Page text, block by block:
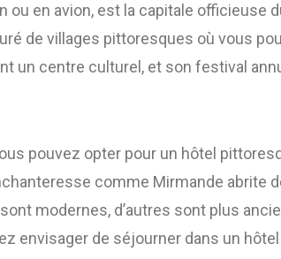
en avion, est la capitale officieuse
de villages pittoresques où vous
un centre culturel, et son festival
pouvez opter pour un hôtel
comme Mirmande abrite
modernes, d’autres sont plus
envisager de séjourner dans un